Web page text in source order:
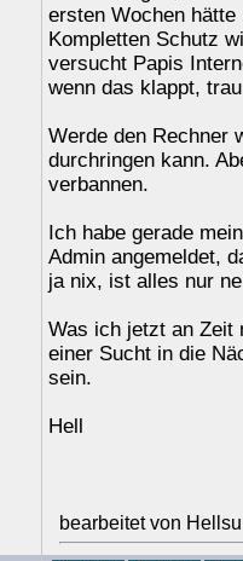
ersten Wochen
Kompletten Schutz
versucht Papis
wenn das klappt,
Werde den Rechner
durchringen kann.
verbannen.
Ich habe gerade
Admin angemeldet,
ja nix, ist alles nur
Was ich jetzt an Zeit
einer Sucht in die
sein.
Hell
bearbeitet von